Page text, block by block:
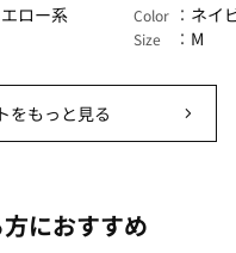
ロー系 Color ネイ
Size M
をもっと見る
におすすめ